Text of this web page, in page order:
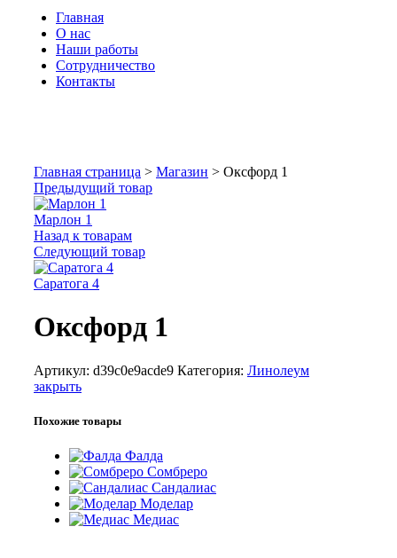
Главная
О нас
Наши работы
Сотрудничество
Контакты
Главная страница > Магазин > Оксфорд 1
Предыдущий товар
Марлон 1
Назад к товарам
Следующий товар
Саратога 4
Оксфорд 1
Артикул: d39c0e9acde9 Категория: Линолеум
закрыть
Похожие товары
Фалда
Сомбреро
Сандалиас
Моделар
Медиас